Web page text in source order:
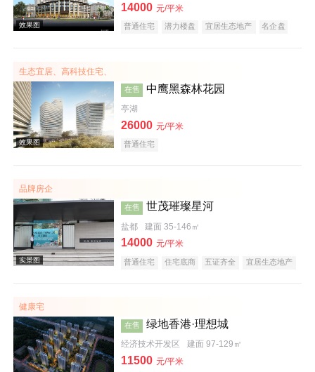
效果图
效果图
14000 元/平米
普通住宅 潜力楼盘 宜居生态地产
名企盘
生态宜居、高科技住宅、
在售 中鹰黑森林花园
亭湖
26000 元/平米
普通住宅
品牌房企
在售 世茂璀璨星河
盐都 建面 35-146㎡
14000 元/平米
普通住宅 住宅底商 五证齐全
宜居生态地产
健康宅
在售 绿地香港·理想城
经济技术开发区 建面 97-129㎡
11500 元/平米